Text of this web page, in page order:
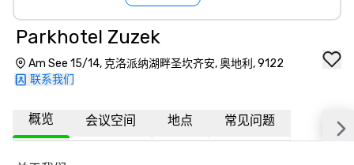
Parkhotel Zuzek
Am See 15/14, 克洛派纳湖畔圣坎齐安, 奥地利, 9122
联系我们
概览 会议空间 地点 常见问题